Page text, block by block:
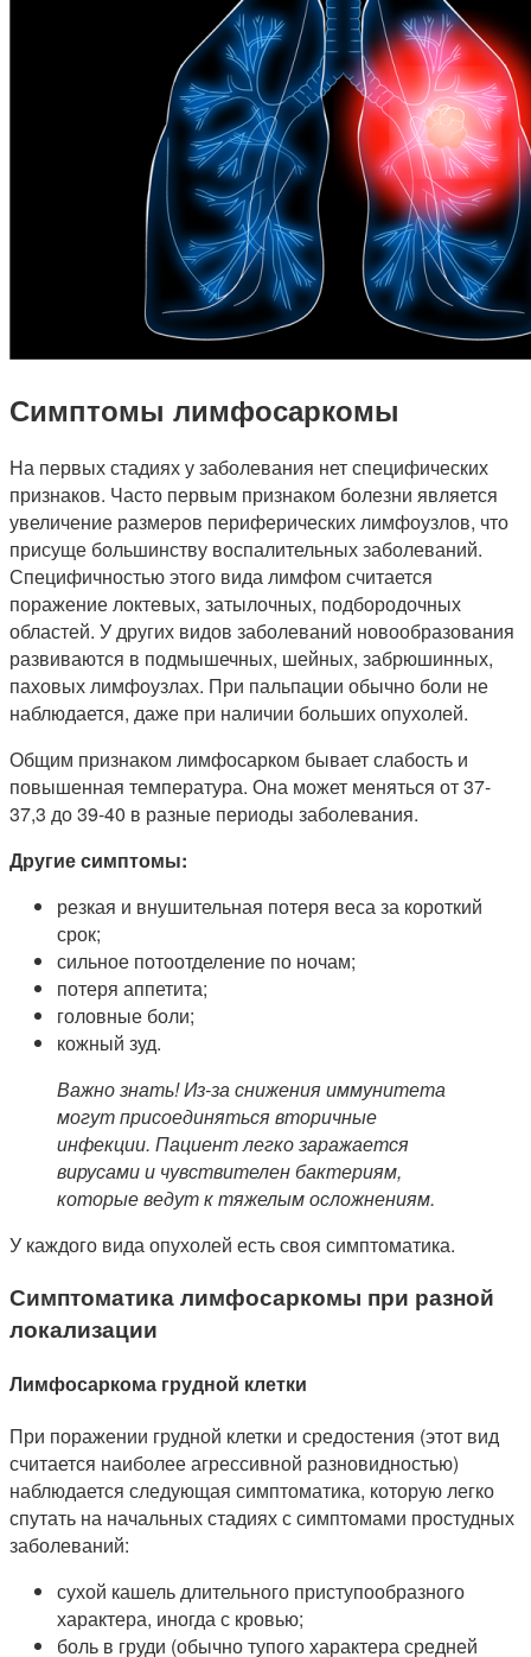
Симптомы лимфосаркомы
На первых стадиях у заболевания нет специфических
признаков. Часто первым признаком болезни является
увеличение размеров периферических лимфоузлов, что
присуще большинству воспалительных заболеваний.
Специфичностью этого вида лимфом считается
поражение локтевых, затылочных, подбородочных
областей. У других видов заболеваний новообразования
развиваются в подмышечных, шейных, забрюшинных,
паховых лимфоузлах. При пальпации обычно боли не
наблюдается, даже при наличии больших опухолей.
Общим признаком лимфосарком бывает слабость и
повышенная температура. Она может меняться от 37-
37,3 до 39-40 в разные периоды заболевания.
Другие симптомы:
резкая и внушительная потеря веса за короткий
срок;
сильное потоотделение по ночам;
потеря аппетита;
головные боли;
кожный зуд.
Важно знать! Из-за снижения иммунитета
могут присоединяться вторичные
инфекции. Пациент легко заражается
вирусами и чувствителен бактериям,
которые ведут к тяжелым осложнениям.
У каждого вида опухолей есть своя симптоматика.
Симптоматика лимфосаркомы при разной
локализации
Лимфосаркома грудной клетки
При поражении грудной клетки и средостения (этот вид
считается наиболее агрессивной разновидностью)
наблюдается следующая симптоматика, которую легко
спутать на начальных стадиях с симптомами простудных
заболеваний:
сухой кашель длительного приступообразного
характера, иногда с кровью;
боль в груди (обычно тупого характера средней